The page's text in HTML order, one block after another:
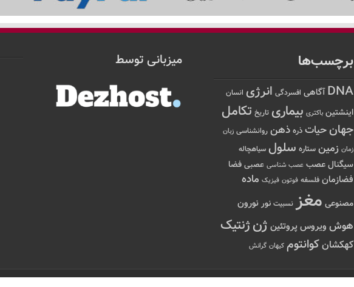
برچسب‌ها
DNA آگاهی افسردگی انرژی انسان
اینشتین باکتری بیماری تاریخ تکامل
جهانحیات ذره ذهن روانشناسی زبان
زمان زمین ستاره سلول سیاهچاله
سیگنالعصب عصب شناسی عصبی فضا
فضازمان فلسفه فوتون فیزیک ماده
مصنوعی مغز نسبیت نور نورون
هوش ویروس پروتئین ژنژنتیک
کهکشانکوانتوم کیهان گرانش
میزبانی توسط